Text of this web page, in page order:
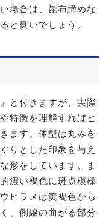
場合は、昆布締めな
と良いでしょう。
と付きますが、実際
特徴を理解すればヒ
ます。体型は丸みを
りとした印象を与え
形をしています。ま
濃い褐色に斑点模様
ヒラメは黄褐色から
、側線の曲がる部分